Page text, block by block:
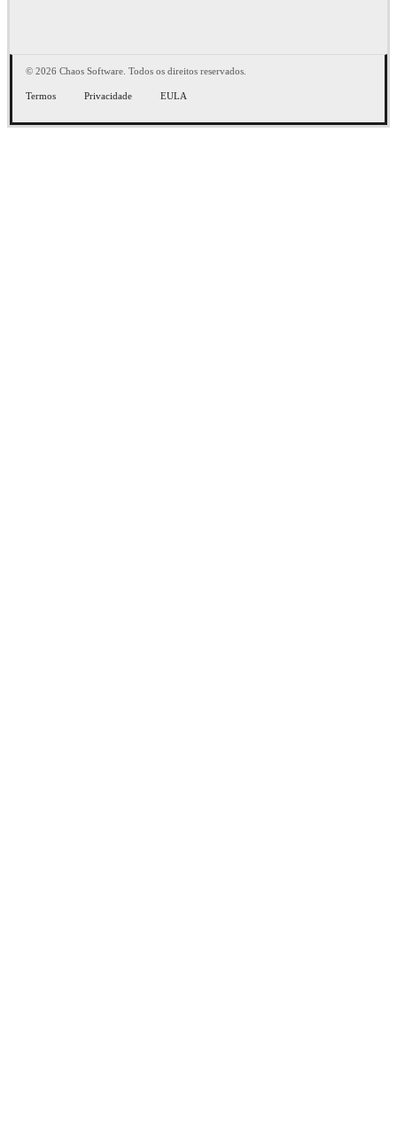
© 2026 Chaos Software. Todos os direitos reservados.
Termos Privacidade EULA